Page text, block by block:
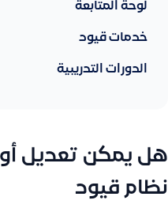
لوحة المتابعة
خدمات قيود
الدورات التدريبية
هل يمكن تعديل
نظام قيود